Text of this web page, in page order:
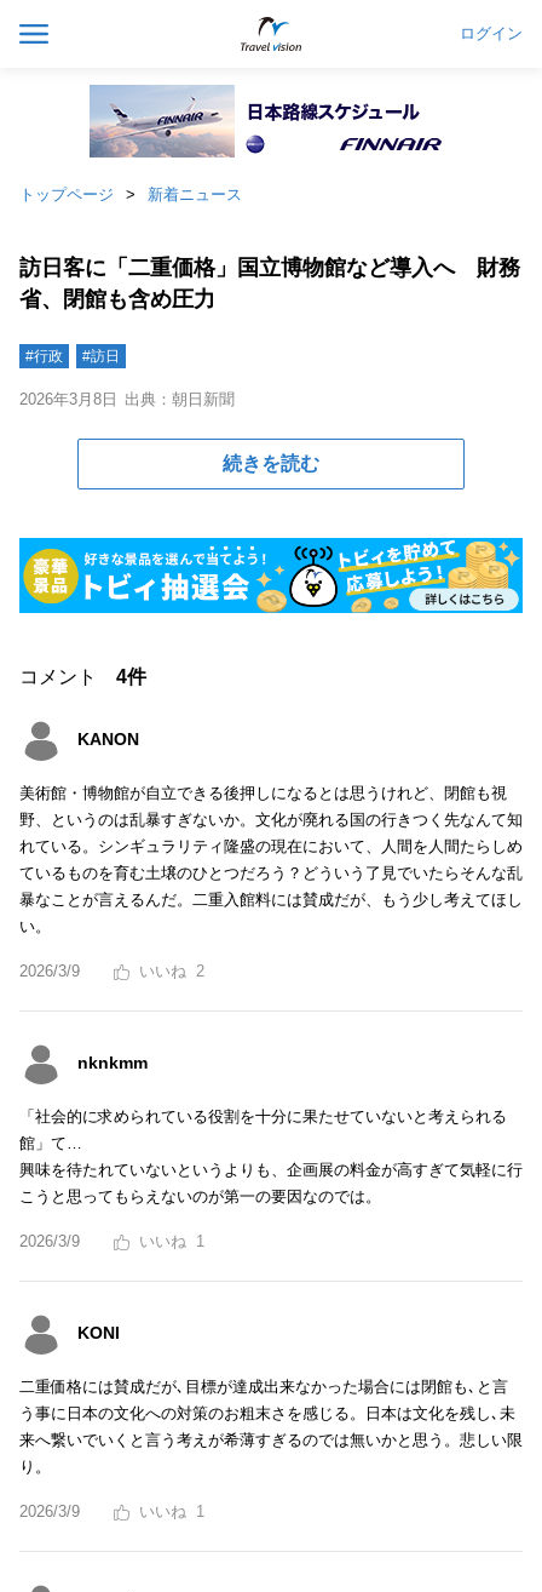
ログイン
トップページ 新着ニュース
訪日客に「二重価格」国立博物館など導入へ 財務
省、閉館も含め圧力
#行政 #訪日
2026年3月8日 出典：朝日新聞
続きを読む
コメント 4件
KANON
美術館・博物館が自立できる後押しになるとは思うけれど、閉館も視
野、というのは乱暴すぎないか。文化が廃れる国の行きつく先なんて知
れている。シンギュラリティ隆盛の現在において、人間を人間たらしめ
ているものを育む土壌のひとつだろう？どういう了見でいたらそんな乱
暴なことが言えるんだ。二重入館料には賛成だが、もう少し考えてほし
い。
2026/3/9 2
nknkmm
「社会的に求められている役割を十分に果たせていないと考えられる
館」て…
興味を待たれていないというよりも、企画展の料金が高すぎて気軽に行
こうと思ってもらえないのが第一の要因なのでは。
2026/3/9 1
KONI
二重価格には賛成だが､目標が達成出来なかった場合には閉館も､と言
う事に日本の文化への対策のお粗末さを感じる。日本は文化を残し､未
来へ繋いでいくと言う考えが希薄すぎるのでは無いかと思う。悲しい限
り。
2026/3/9 1